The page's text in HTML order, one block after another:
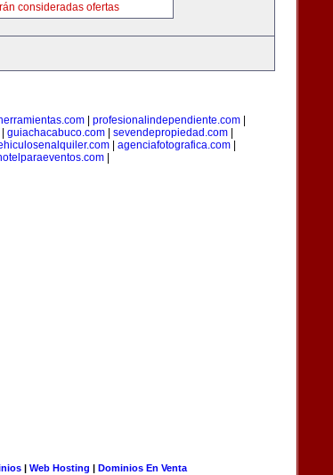
consideradas ofertas
| profesionalindependiente.com|
guiachacabuco.com| sevendepropiedad.com|
| agenciafotografica.com|
|
| Web Hosting | Dominios En Venta